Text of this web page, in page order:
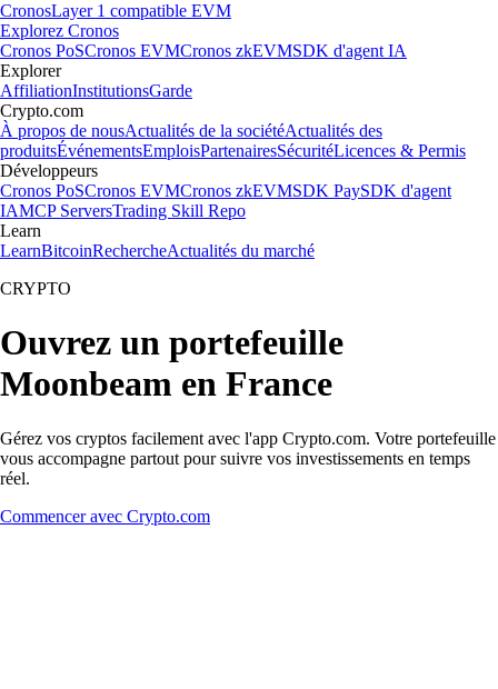
CronosLayer 1 compatible EVM
Explorez Cronos
Cronos PoSCronos EVMCronos zkEVMSDK d'agent IA
Explorer
AffiliationInstitutionsGarde
Crypto.com
À propos de nousActualités de la sociétéActualités des
produitsÉvénementsEmploisPartenairesSécuritéLicences & Permis
Développeurs
Cronos PoSCronos EVMCronos zkEVMSDK PaySDK d'agent
IAMCP ServersTrading Skill Repo
Learn
LearnBitcoinRechercheActualités du marché
CRYPTO
Ouvrez un portefeuille
Moonbeam en France
Gérez vos cryptos facilement avec l'app Crypto.com. Votre portefeuille
vous accompagne partout pour suivre vos investissements en temps
réel.
Commencer avec Crypto.com